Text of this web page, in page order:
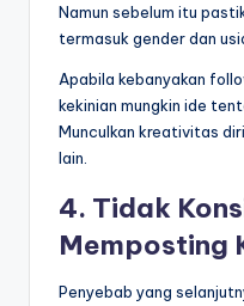
Namun sebelum itu
termasuk gender dan
Apabila kebanyakan
kekinian mungkin ide
Munculkan kreativitas
lain.
4. Tidak
Memposting
Penyebab yang